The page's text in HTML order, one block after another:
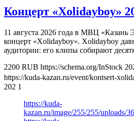
Концерт «Xolidayboy»
11 августа 2026 года в МВЦ «Казань
концерт «Xolidayboy». Xolidayboy
аудитории: его клипы собирают
2200 RUB https://schema.org/InStock
https://kuda-kazan.ru/event/kontsert-
202 1
https://kuda-
kazan.ru/image/255/255/uploads/